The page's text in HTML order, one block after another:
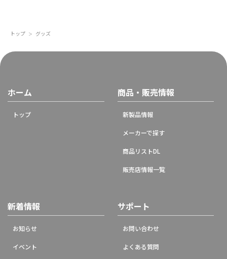
トップ ＞ グッズ
ホーム
トップ
商品・販売情報
新製品情報
メーカーで探す
商品リストDL
販売店情報一覧
新着情報
お知らせ
イベント
サポート
お問い合わせ
よくある質問